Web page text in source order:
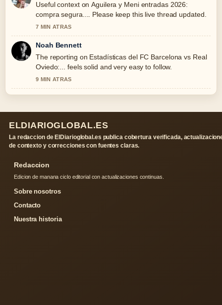
Useful context on Aguilera y Meni entradas 2026:
compra segura.... Please keep this live thread updated.
7 MIN ATRAS
Noah Bennett
The reporting on Estadísticas del FC Barcelona vs Real
Oviedo:... feels solid and very easy to follow.
9 MIN ATRAS
ELDIARIOGLOBAL.ES
La redaccion de ElDiarioglobal.es publica cobertura verificada,
de contexto y correcciones con fuentes claras.
Redaccion
Edicion de manana ciclo editorial con actualizaciones continuas.
Sobre nosotros
Contacto
Nuestra historia